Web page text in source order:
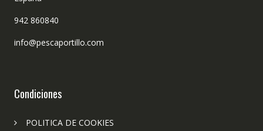
942 860840
info@pescaportillo.com
Condiciones
POLITICA DE COOKIES